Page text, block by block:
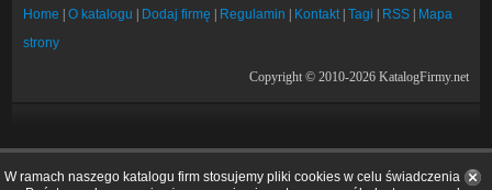
Home |O katalogu Dodaj firmę Regulamin Kontakt|Tagi RSS
Mapa
strony
Copyright © 2010-2026 KatalogFirmy.net
W ramach naszego katalogu firm stosujemy pliki cookies w celu świadczenia